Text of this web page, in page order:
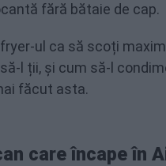
fără bătaie de cap.
ul ca să scoți
l ții, și cum să-l
făcut asta.
care încape în